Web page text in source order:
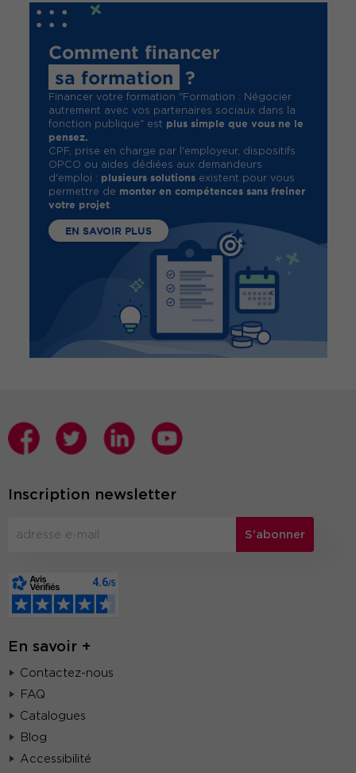
Comment financer
sa formation
?
Financer votre formation "Formation : Négocier
autrement avec vos partenaires sociaux dans la
fonction publique" est plus simple que vous ne le
pensez.
CPF, prise en charge par l'employeur, dispositifs
OPCO ou aides dédiées aux demandeurs
d'emploi : plusieurs solutionsexistent pour vous
permettre de monter en compétences sans freiner
votre projet.
EN SAVOIR PLUS
Inscription newsletter
S'abonner
En savoir +
Contactez-nous
FAQ
Catalogues
Blog
Accessibilité